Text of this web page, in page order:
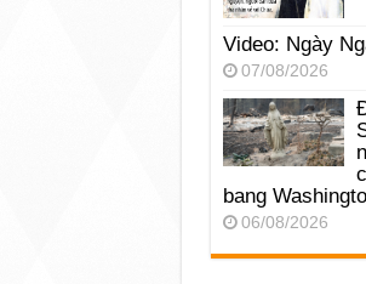
Video: Ngày
07/08/2026
bang
06/08/2026